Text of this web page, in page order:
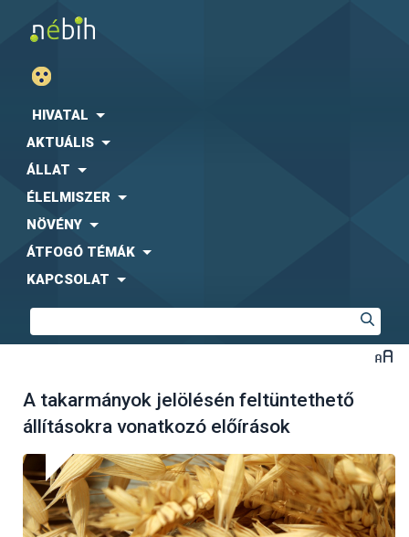
HIVATAL
AKTUÁLIS
ÁLLAT
ÉLELMISZER
NÖVÉNY
ÁTFOGÓ TÉMÁK
KAPCSOLAT
A takarmányok jelölésén feltüntethető
állításokra vonatkozó előírások